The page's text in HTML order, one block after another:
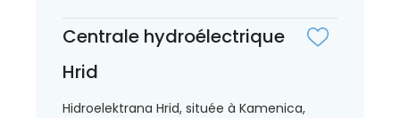
Centrale hydroélectrique
Hrid
Hidroelektrana Hrid, située à Kamenica,